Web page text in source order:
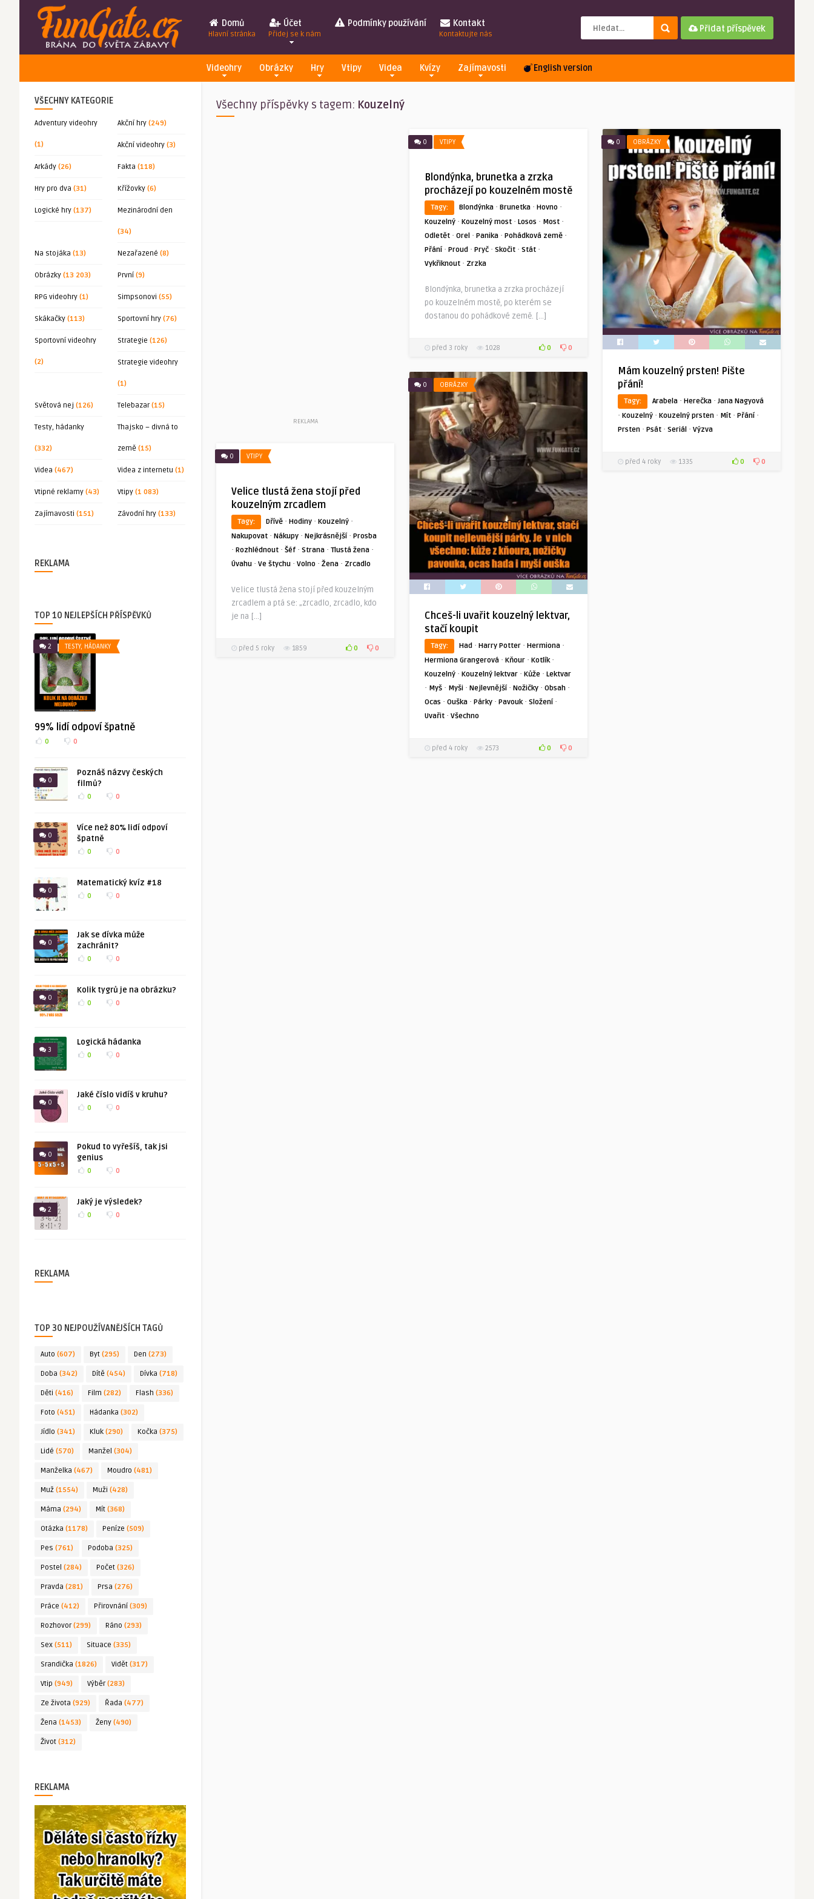
Domů
Hlavní stránka
Účet
Přidej se k nám
Podmínky používání Kontakt
Kontaktujte nás
Přidat příspěvek
Videohry Obrázky Hry Vtipy Videa Kvízy Zajímavosti English version
VŠECHNY KATEGORIE
Adventury videohry
(1)
Akční hry (249)
Akční videohry (3)
Arkády (26) Fakta (118)
Hry pro dva (31) Křížovky (6)
Logické hry (137) Mezinárodní den
(34)
Na stojáka (13) Nezařazené (8)
Obrázky (13 203) První (9)
RPG videohry (1) Simpsonovi (55)
Skákačky (113) Sportovní hry (76)
Sportovní videohry
(2)
Strategie (126)
Strategie videohry
(1)
Světová nej (126) Telebazar(15)
Testy, hádanky
(332)
Thajsko – divná to
země (15)
Videa (467) Videa z internetu (1)
Vtipné reklamy (43) Vtipy (1 083)
Zajímavosti (151) Závodní hry (133)
REKLAMA
TOP 10 NEJLEPŠÍCH PŘÍSPĚVKŮ
2 TESTY, HÁDANKY
99% lidí odpoví špatně
0 0
0
Poznáš názvy českých
filmů?
0 0
0
Více než 80% lidí odpoví
špatně
0 0
0
Matematický kvíz #18
0 0
0
Jak se dívka může
zachránit?
0 0
0
Kolik tygrů je na obrázku?
0 0
3
Logická hádanka
0 0
0
Jaké číslo vidíš v kruhu?
0 0
0
Pokud to vyřešíš, tak jsi
genius
0 0
2
Jaký je výsledek?
0 0
REKLAMA
TOP 30 NEJPOUŽÍVANĚJŠÍCH TAGŮ
Auto (607) Byt (295) Den (273)
Doba (342) Dítě (454) Dívka (718)
Děti (416) Film (282) Flash (336)
Foto (451) Hádanka (302)
Jídlo (341) Kluk (290) Kočka (375)
Lidé (570) Manžel (304)
Manželka (467) Moudro (481)
Muž (1554) Muži (428)
Máma (294) Mít (368)
Otázka (1178) Peníze (509)
Pes (761) Podoba (325)
Postel (284) Počet (326)
Pravda (281) Prsa (276)
Práce (412) Přirovnání (309)
Rozhovor(299) Ráno (293)
Sex (511) Situace (335)
Srandička (1826) Vidět (317)
Vtip (949) Výběr(283)
Ze života (929) Řada (477)
Žena (1453) Ženy (490)
Život (312)
REKLAMA
Všechny příspěvky s tagem: Kouzelný
REKLAMA
0 VTIPY
Blondýnka, brunetka a zrzka
procházejí po kouzelném mostě
Tagy: Blondýnka · Brunetka · Hovno ·
Kouzelný · Kouzelný most · Losos · Most ·
Odletět · Orel · Panika · Pohádková země ·
Přání· Proud · Pryč · Skočit · Stát ·
Vykřiknout · Zrzka
Blondýnka, brunetka a zrzka procházejí
po kouzelném mostě, po kterém se
dostanou do pohádkové země. […]
před 3 roky 1028 0 0
0 OBRÁZKY
Mám kouzelný prsten! Pište
přání!
Tagy: Arabela · Herečka · Jana Nagyová
· Kouzelný · Kouzelný prsten · Mít · Přání·
Prsten · Psát · Seriál · Výzva
před 4 roky 1335 0 0
0 OBRÁZKY
Chceš-li uvařit kouzelný lektvar,
stačí koupit
Tagy: Had · Harry Potter · Hermiona ·
Hermiona Grangerová · Kňour · Kotlík·
Kouzelný · Kouzelný lektvar · Kůže · Lektvar
· Myš · Myši · Nejlevnější· Nožičky · Obsah ·
Ocas · Ouška · Párky · Pavouk· Složení·
Uvařit · Všechno
před 4 roky 2573 0 0
0 VTIPY
Velice tlustá žena stojí před
kouzelným zrcadlem
Tagy: Dřívě · Hodiny · Kouzelný ·
Nakupovat · Nákupy · Nejkrásnější· Prosba
· Rozhlédnout · Šéf · Strana · Tlustá žena ·
Úvahu · Ve štychu · Volno · Žena · Zrcadlo
Velice tlustá žena stojí před kouzelným
zrcadlem a ptá se: „zrcadlo, zrcadlo, kdo
je na […]
před 5 roky 1859 0 0